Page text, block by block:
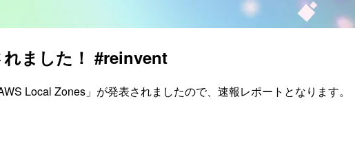
ました！ #reinvent
Local Zones」が発表されましたので、速報レポートとなります。